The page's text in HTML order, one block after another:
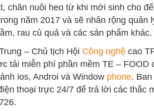
chăn nuôi heo từ khi mới sinh cho
năm 2017 và sẽ nhân rộng quản
rau củ quả và các sản phẩm khác.
– Chủ tịch Hội Công nghệ cao
tải miễn phí phần mềm TE – FOOD
ios, Androi và Window phone.
thoại trực 24/7 để trả lời các thắc